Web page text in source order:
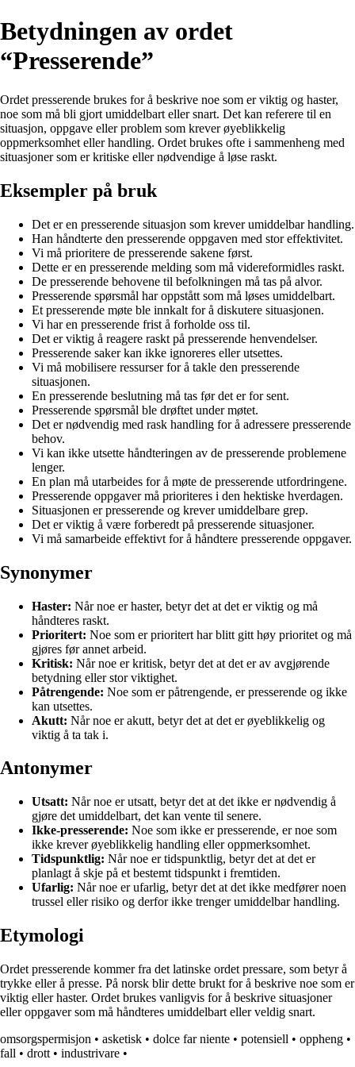
Betydningen av ordet
“Presserende”
Ordet presserende brukes for å beskrive noe som er viktig og haster,
noe som må bli gjort umiddelbart eller snart. Det kan referere til en
situasjon, oppgave eller problem som krever øyeblikkelig
oppmerksomhet eller handling. Ordet brukes ofte i sammenheng med
situasjoner som er kritiske eller nødvendige å løse raskt.
Eksempler på bruk
Det er en presserende situasjon som krever umiddelbar handling.
Han håndterte den presserende oppgaven med stor effektivitet.
Vi må prioritere de presserende sakene først.
Dette er en presserende melding som må videreformidles raskt.
De presserende behovene til befolkningen må tas på alvor.
Presserende spørsmål har oppstått som må løses umiddelbart.
Et presserende møte ble innkalt for å diskutere situasjonen.
Vi har en presserende frist å forholde oss til.
Det er viktig å reagere raskt på presserende henvendelser.
Presserende saker kan ikke ignoreres eller utsettes.
Vi må mobilisere ressurser for å takle den presserende
situasjonen.
En presserende beslutning må tas før det er for sent.
Presserende spørsmål ble drøftet under møtet.
Det er nødvendig med rask handling for å adressere presserende
behov.
Vi kan ikke utsette håndteringen av de presserende problemene
lenger.
En plan må utarbeides for å møte de presserende utfordringene.
Presserende oppgaver må prioriteres i den hektiske hverdagen.
Situasjonen er presserende og krever umiddelbare grep.
Det er viktig å være forberedt på presserende situasjoner.
Vi må samarbeide effektivt for å håndtere presserende oppgaver.
Synonymer
Haster: Når noe er haster, betyr det at det er viktig og må
håndteres raskt.
Prioritert: Noe som er prioritert har blitt gitt høy prioritet og må
gjøres før annet arbeid.
Kritisk: Når noe er kritisk, betyr det at det er av avgjørende
betydning eller stor viktighet.
Påtrengende: Noe som er påtrengende, er presserende og ikke
kan utsettes.
Akutt: Når noe er akutt, betyr det at det er øyeblikkelig og
viktig å ta tak i.
Antonymer
Utsatt: Når noe er utsatt, betyr det at det ikke er nødvendig å
gjøre det umiddelbart, det kan vente til senere.
Ikke-presserende: Noe som ikke er presserende, er noe som
ikke krever øyeblikkelig handling eller oppmerksomhet.
Tidspunktlig: Når noe er tidspunktlig, betyr det at det er
planlagt å skje på et bestemt tidspunkt i fremtiden.
Ufarlig: Når noe er ufarlig, betyr det at det ikke medfører noen
trussel eller risiko og derfor ikke trenger umiddelbar handling.
Etymologi
Ordet presserende kommer fra det latinske ordet pressare, som betyr å
trykke eller å presse. På norsk blir dette brukt for å beskrive noe som er
viktig eller haster. Ordet brukes vanligvis for å beskrive situasjoner
eller oppgaver som må håndteres umiddelbart eller veldig snart.
omsorgspermisjon • asketisk • dolce far niente • potensiell • oppheng •
fall • drott • industrivare •